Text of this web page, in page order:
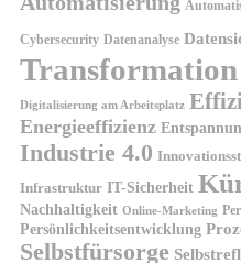
Cybersecurity Datenanalyse
Transformation
Digitalisierung am Arbeitsplatz
Energieeffizienz
Industrie 4.0
Infrastruktur IT-Sicherheit
Nachhaltigkeit Online-Marketing
Persönlichkeitsentwicklung
Selbstfürsorge